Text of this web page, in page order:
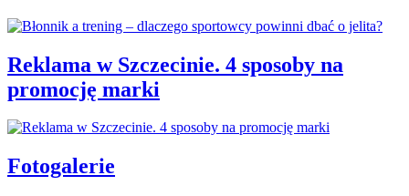
Reklama w Szczecinie. 4 sposoby na
promocję marki
Fotogalerie